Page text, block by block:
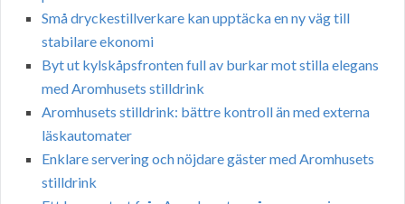
Små dryckestillverkare kan upptäcka en ny väg till
stabilare ekonomi
Byt ut kylskåpsfronten full av burkar mot stilla elegans
med Aromhusets stilldrink
Aromhusets stilldrink: bättre kontroll än med externa
läskautomater
Enklare servering och nöjdare gäster med Aromhusets
stilldrink